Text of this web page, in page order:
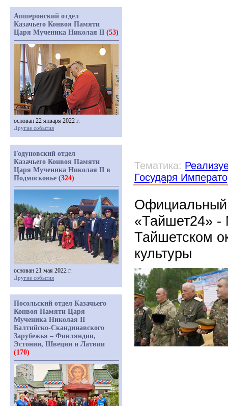
Тематика:
Государя
Официальный
«Тайшет24» -
Тайшетском
культуры
Апшеронский отдел
Казачьего Конвоя Памяти
Царя Мученика Николая II (53)
основан 22 января 2022 г.
Другие события
Годуновский отдел
Казачьего Конвоя Памяти
Царя Мученика Николая II в
Подмосковье (324)
основан 21 мая 2022 г.
Другие события
Посольский отдел Казачьего
Конвоя Памяти Царя
Мученика Николая II
Балтийско-Скандинавского
Зарубежья – Финляндии,
Эстонии, Швеции и Латвии
(170)